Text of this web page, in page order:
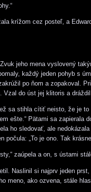
krížom cez posteľ, a
Zvuk jeho mena vyslovený
každý jeden pohyb s
po ňom a zopakoval.
do úst jej klitoris a dráždil
sa stihla cítiť neisto, že je
ešte.“ Pätami sa zapierala
ho sledovať, ale
počula: „To je ono. Tak
zaúpela a on, s ústami
Naslinil si najprv jeden
meno, ako ozvena, stále